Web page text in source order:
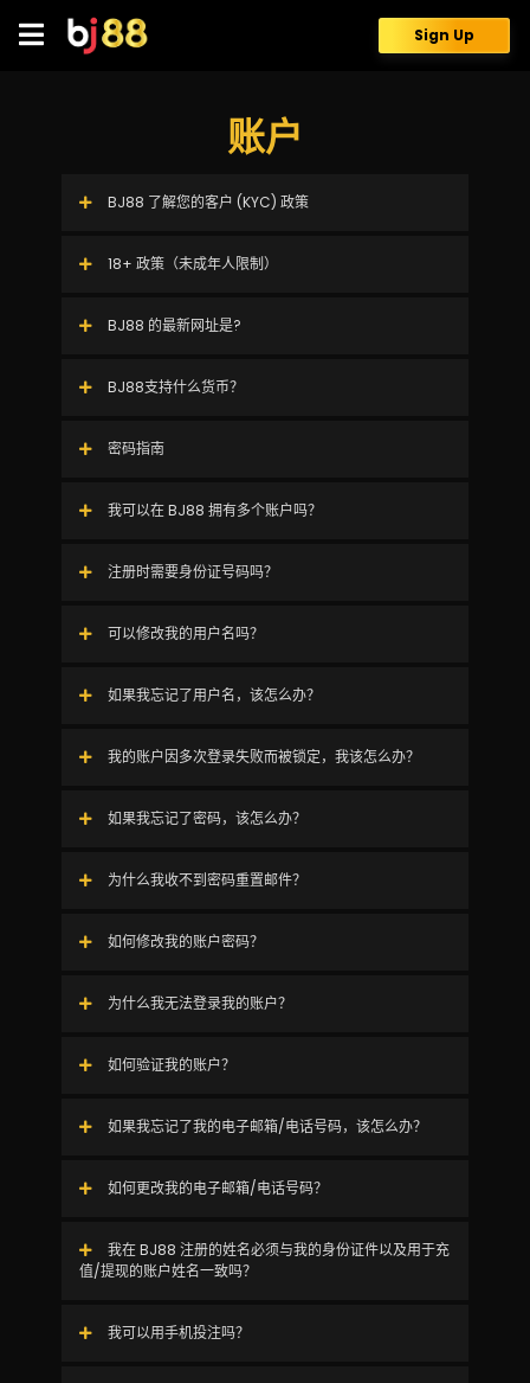
content
Sign Up
账户
BJ88 了解您的客户 (KYC) 政策
18+ 政策（未成年人限制）
BJ88 的最新网址是?
BJ88支持什么货币？
密码指南
我可以在 BJ88 拥有多个账户吗？
注册时需要身份证号码吗？
可以修改我的用户名吗？
如果我忘记了用户名，该怎么办？
我的账户因多次登录失败而被锁定，我该怎么办？
如果我忘记了密码，该怎么办？
为什么我收不到密码重置邮件？
如何修改我的账户密码？
为什么我无法登录我的账户？
如何验证我的账户？
如果我忘记了我的电子邮箱/电话号码，该怎么办？
如何更改我的电子邮箱/电话号码？
我在 BJ88 注册的姓名必须与我的身份证件以及用于充
值/提现的账户姓名一致吗？
我可以用手机投注吗？